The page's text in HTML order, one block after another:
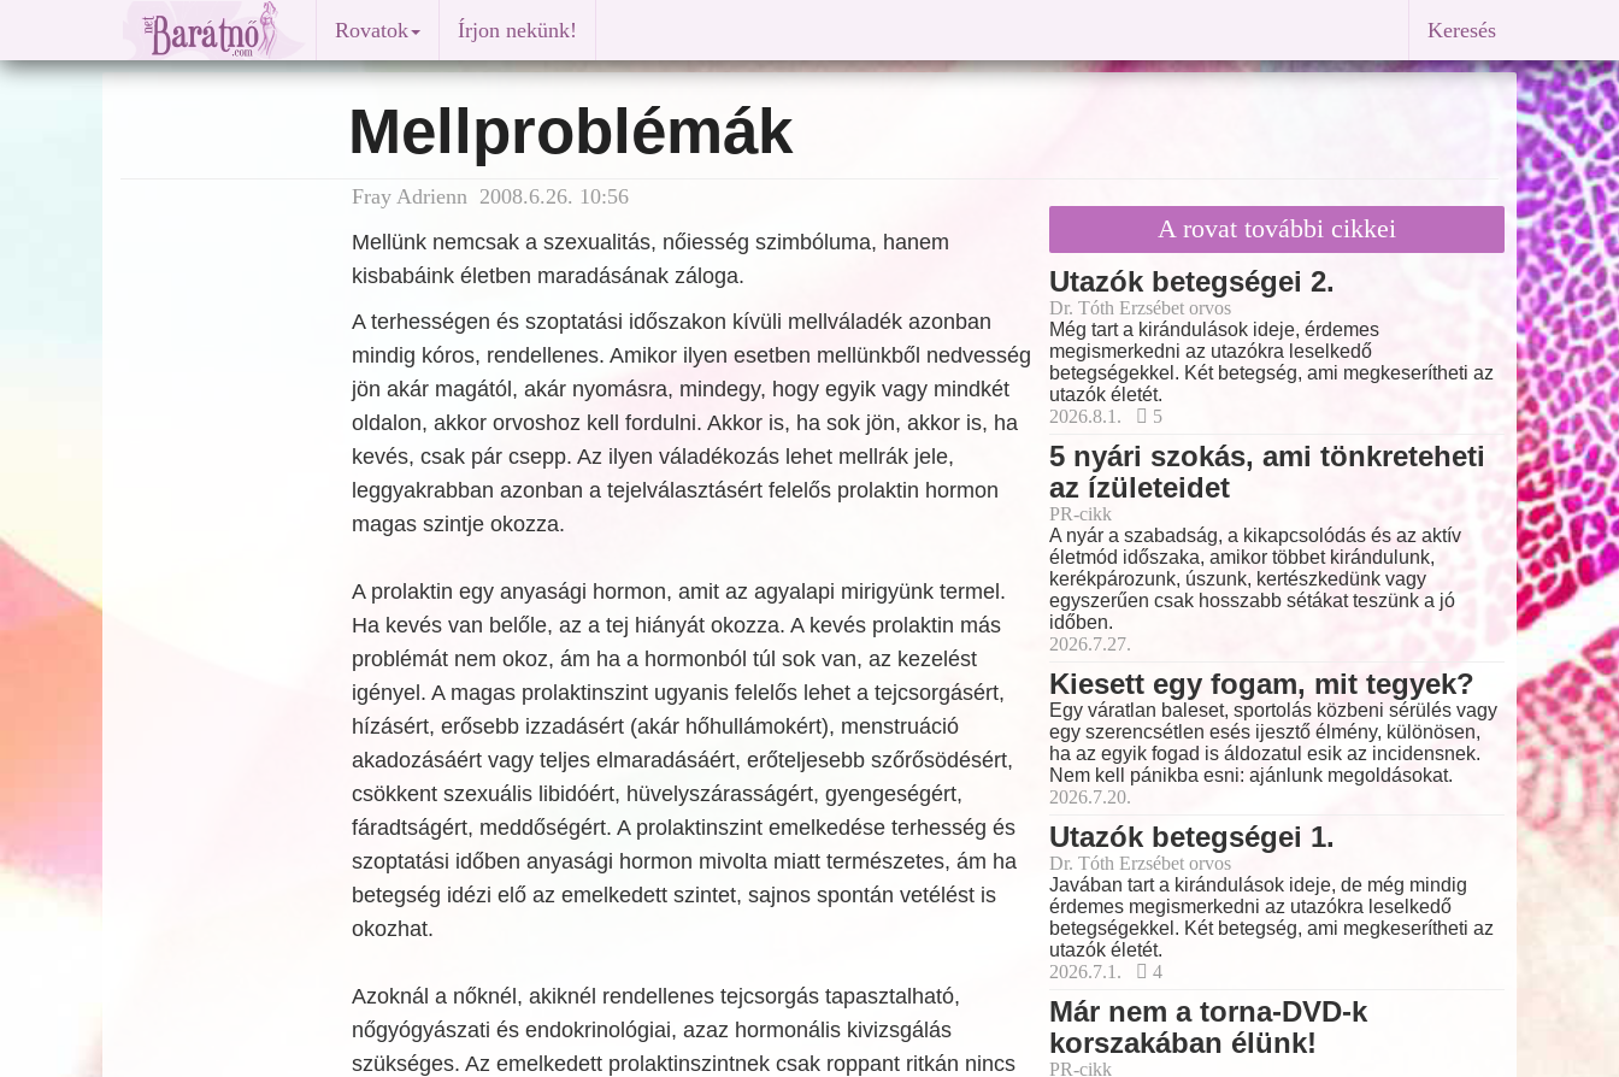
Rovatok Írjon nekünk! Keresés
Mellproblémák
Fray Adrienn 2008.6.26. 10:56
Mellünk nemcsak a szexualitás, nőiesség szimbóluma, hanem
kisbabáink életben maradásának záloga.
A terhességen és szoptatási időszakon kívüli mellváladék azonban
mindig kóros, rendellenes. Amikor ilyen esetben mellünkből nedvesség
jön akár magától, akár nyomásra, mindegy, hogy egyik vagy mindkét
oldalon, akkor orvoshoz kell fordulni. Akkor is, ha sok jön, akkor is, ha
kevés, csak pár csepp. Az ilyen váladékozás lehet mellrák jele,
leggyakrabban azonban a tejelválasztásért felelős prolaktin hormon
magas szintje okozza.
A prolaktin egy anyasági hormon, amit az agyalapi mirigyünk termel.
Ha kevés van belőle, az a tej hiányát okozza. A kevés prolaktin más
problémát nem okoz, ám ha a hormonból túl sok van, az kezelést
igényel. A magas prolaktinszint ugyanis felelős lehet a tejcsorgásért,
hízásért, erősebb izzadásért (akár hőhullámokért), menstruáció
akadozásáért vagy teljes elmaradásáért, erőteljesebb szőrősödésért,
csökkent szexuális libidóért, hüvelyszárasságért, gyengeségért,
fáradtságért, meddőségért. A prolaktinszint emelkedése terhesség és
szoptatási időben anyasági hormon mivolta miatt természetes, ám ha
betegség idézi elő az emelkedett szintet, sajnos spontán vetélést is
okozhat.
Azoknál a nőknél, akiknél rendellenes tejcsorgás tapasztalható,
nőgyógyászati és endokrinológiai, azaz hormonális kivizsgálás
szükséges. Az emelkedett prolaktinszintnek csak roppant ritkán nincs
A rovat további cikkei
Utazók betegségei 2.
Dr. Tóth Erzsébet orvos
Még tart a kirándulások ideje, érdemes
megismerkedni az utazókra leselkedő
betegségekkel. Két betegség, ami megkeserítheti az
utazók életét.
2026.8.1.
5
5 nyári szokás, ami tönkreteheti
az ízületeidet
PR-cikk
A nyár a szabadság, a kikapcsolódás és az aktív
életmód időszaka, amikor többet kirándulunk,
kerékpározunk, úszunk, kertészkedünk vagy
egyszerűen csak hosszabb sétákat teszünk a jó
időben.
2026.7.27.
Kiesett egy fogam, mit tegyek?
Egy váratlan baleset, sportolás közbeni sérülés vagy
egy szerencsétlen esés ijesztő élmény, különösen,
ha az egyik fogad is áldozatul esik az incidensnek.
Nem kell pánikba esni: ajánlunk megoldásokat.
2026.7.20.
Utazók betegségei 1.
Dr. Tóth Erzsébet orvos
Javában tart a kirándulások ideje, de még mindig
érdemes megismerkedni az utazókra leselkedő
betegségekkel. Két betegség, ami megkeserítheti az
utazók életét.
2026.7.1.
4
Már nem a torna-DVD-k
korszakában élünk!
PR-cikk